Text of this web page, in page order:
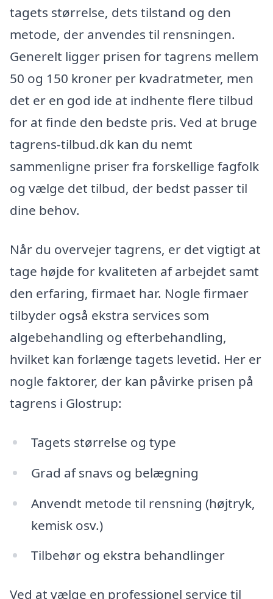
tagets størrelse, dets tilstand og den
metode, der anvendes til rensningen.
Generelt ligger prisen for tagrens mellem
50 og 150 kroner per kvadratmeter, men
det er en god ide at indhente flere tilbud
for at finde den bedste pris. Ved at bruge
tagrens-tilbud.dk kan du nemt
sammenligne priser fra forskellige fagfolk
og vælge det tilbud, der bedst passer til
dine behov.
Når du overvejer tagrens, er det vigtigt at
tage højde for kvaliteten af arbejdet samt
den erfaring, firmaet har. Nogle firmaer
tilbyder også ekstra services som
algebehandling og efterbehandling,
hvilket kan forlænge tagets levetid. Her er
nogle faktorer, der kan påvirke prisen på
tagrens i Glostrup:
Tagets størrelse og type
Grad af snavs og belægning
Anvendt metode til rensning (højtryk,
kemisk osv.)
Tilbehør og ekstra behandlinger
Ved at vælge en professionel service til